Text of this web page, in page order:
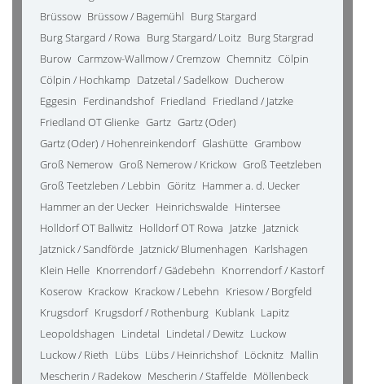
Brüssow Brüssow / Bagemühl Burg Stargard
Burg Stargard / Rowa Burg Stargard/ Loitz Burg Stargrad
Burow Carmzow-Wallmow / Cremzow Chemnitz Cölpin
Cölpin / Hochkamp Datzetal / Sadelkow Ducherow
Eggesin Ferdinandshof Friedland Friedland / Jatzke
Friedland OT Glienke Gartz Gartz (Oder)
Gartz (Oder) / Hohenreinkendorf Glashütte Grambow
Groß Nemerow Groß Nemerow / Krickow Groß Teetzleben
Groß Teetzleben / Lebbin Göritz Hammer a. d. Uecker
Hammer an der Uecker Heinrichswalde Hintersee
Holldorf OT Ballwitz Holldorf OT Rowa Jatzke Jatznick
Jatznick / Sandförde Jatznick/ Blumenhagen Karlshagen
Klein Helle Knorrendorf / Gädebehn Knorrendorf / Kastorf
Koserow Krackow Krackow / Lebehn Kriesow / Borgfeld
Krugsdorf Krugsdorf / Rothenburg Kublank Lapitz
Leopoldshagen Lindetal Lindetal / Dewitz Luckow
Luckow / Rieth Lübs Lübs / Heinrichshof Löcknitz Mallin
Mescherin / Radekow Mescherin / Staffelde Möllenbeck